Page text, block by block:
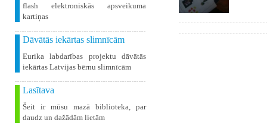
flash elektroniskās apsveikuma
kartiņas
Dāvātās iekārtas slimnīcām
Eurika labdarības projektu dāvātās
iekārtas Latvijas bērnu slimnīcām
Lasītava
Šeit ir mūsu mazā biblioteka, par
daudz un dažādām lietām